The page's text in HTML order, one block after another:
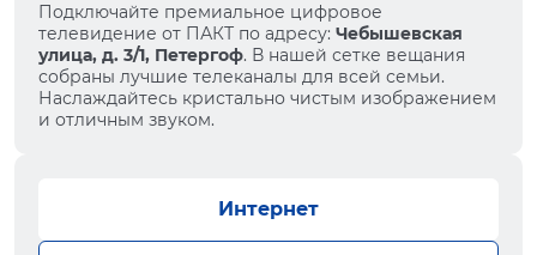
Подключайте премиальное цифровое
телевидение от ПАКТ по адресу: Чебышевская
улица, д. 3/1, Петергоф. В нашей сетке вещания
собраны лучшие телеканалы для всей семьи.
Наслаждайтесь кристально чистым изображением
и отличным звуком.
Интернет